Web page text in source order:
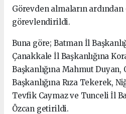
Görevden almaların
görevlendirildi.
Buna göre; Batman İl
Çanakkale İl Başkanlığına
Başkanlığına Mahmut Duyan,
Başkanlığına Rıza Tekerek,
Tevfik Caymaz ve Tunceli İl
Özcan getirildi.